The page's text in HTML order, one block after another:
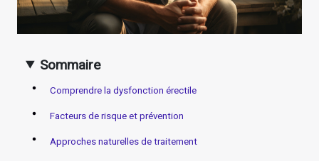
Sommaire
Comprendre la dysfonction érectile
Facteurs de risque et prévention
Approches naturelles de traitement